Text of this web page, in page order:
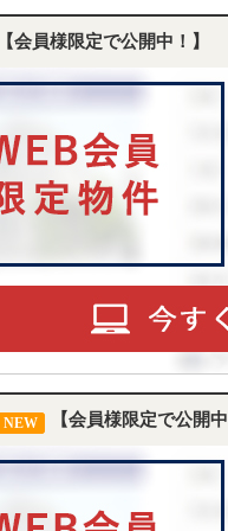
【会員様限定で公開中！】
NEW 【会員様限定で公開